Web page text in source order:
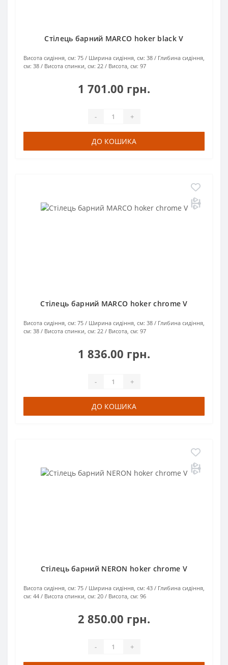
Стілець барний MARCO hoker black V
Висота сидіння, см: 75 Ширина сидіння, см: 38
Глибина сидіння,
см: 38 Висота спинки, см: 22 Висота, см: 97
1 701.00 грн.
- +
ДО КОШИКА
Стілець барний MARCO hoker chrome V
Висота сидіння, см: 75 Ширина сидіння, см: 38
Глибина сидіння,
см: 38 Висота спинки, см: 22 Висота, см: 97
1 836.00 грн.
- +
ДО КОШИКА
Стілець барний NERON hoker chrome V
Висота сидіння, см: 75 Ширина сидіння, см: 43
Глибина сидіння,
см: 44 Висота спинки, см: 20 Висота, см: 96
2 850.00 грн.
- +